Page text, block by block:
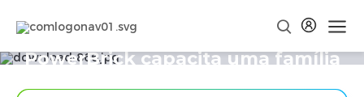
Configuração confiável do Dual
PowerBrick capacita uma família
filipina